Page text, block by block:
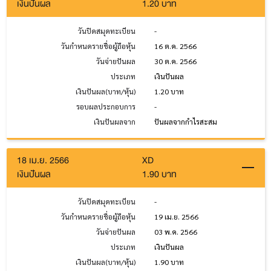
เงินปันผล 1.20 บาท
วันปิดสมุดทะเบียน
-
วันกำหนดรายชื่อผู้ถือหุ้น
16 ต.ค. 2566
วันจ่ายปันผล
30 ต.ค. 2566
ประเภท
เงินปันผล
เงินปันผล(บาท/หุ้น)
1.20 บาท
รอบผลประกอบการ
-
เงินปันผลจาก
ปันผลจากกำไรสะสม
18 เม.ย. 2566
XD
เงินปันผล
1.90 บาท
วันปิดสมุดทะเบียน
-
วันกำหนดรายชื่อผู้ถือหุ้น
19 เม.ย. 2566
วันจ่ายปันผล
03 พ.ค. 2566
ประเภท
เงินปันผล
เงินปันผล(บาท/หุ้น)
1.90 บาท